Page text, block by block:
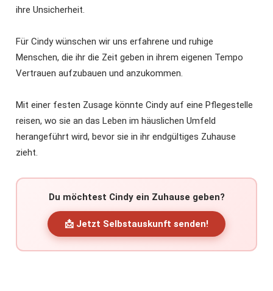
ihre Unsicherheit.
Für Cindy wünschen wir uns erfahrene und ruhige
Menschen, die ihr die Zeit geben in ihrem eigenen Tempo
Vertrauen aufzubauen und anzukommen.
Mit einer festen Zusage könnte Cindy auf eine Pflegestelle
reisen, wo sie an das Leben im häuslichen Umfeld
herangeführt wird, bevor sie in ihr endgültiges Zuhause
zieht.
Du möchtest Cindy ein Zuhause geben?
📩 Jetzt Selbstauskunft senden!